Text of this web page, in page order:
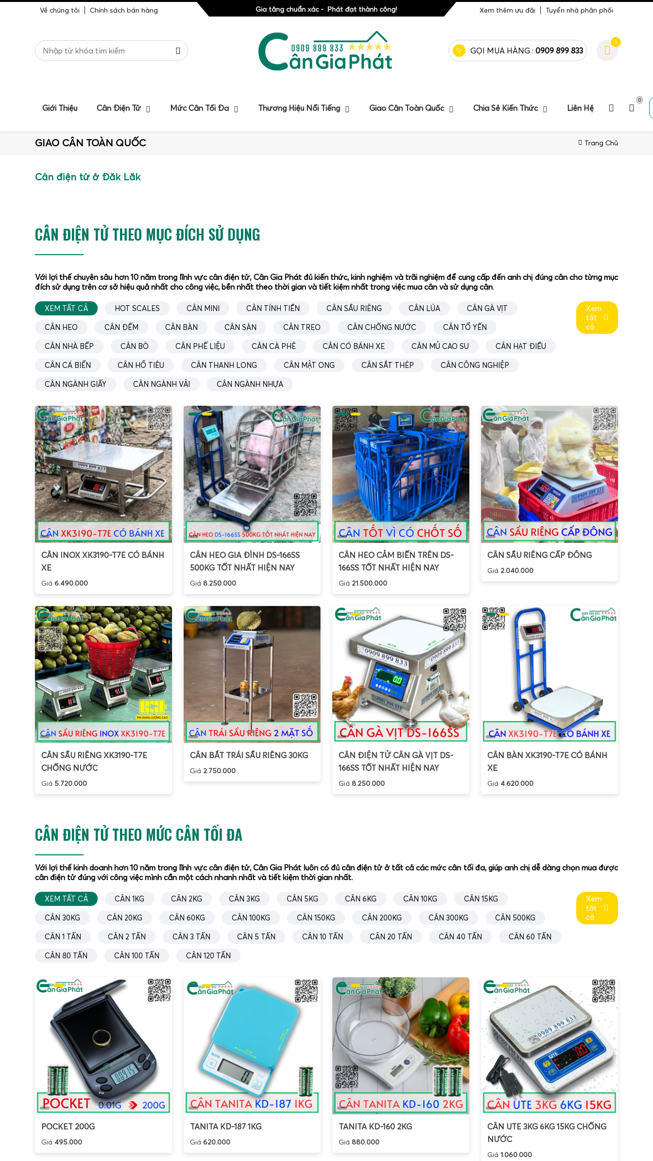
Về chúng tôi Chính sách bán hàng Gia tăng chuẩn xác - Phát đạt thành công! Xem thêm ưu đãi Tuyển nhà phân phối
GỌI MUA HÀNG : 0909 899 833
1
Giới Thiệu Cân Điện Tử Mức Cân Tối Đa Thương Hiệu Nổi Tiếng Giao Cân Toàn Quốc Chia Sẻ Kiến Thức Liên Hệ
0
GIAO CÂN TOÀN QUỐC Trang Chủ
Cân điện tử ở Đăk Lăk
CÂN ĐIỆN TỬ THEO MỤC ĐÍCH SỬ DỤNG
Với lợi thế chuyên sâu hơn 10 năm trong lĩnh vực cân điện tử, Cân Gia Phát đủ kiến thức, kinh nghiệm và trãi nghiệm để cung cấp đến anh chị đúng cân cho từng mục
đích sử dụng trên cơ sở hiệu quả nhất cho công việc, bền nhất theo thời gian và tiết kiệm nhất trong việc mua cân và sử dụng cân.
XEM TẤT CẢ HOT SCALES CÂN MINI CÂN TÍNH TIỀN CÂN SẦU RIÊNG CÂN LÚA CÂN GÀ VỊT
CÂN HEO CÂN ĐẾM CÂN BÀN CÂN SÀN CÂN TREO CÂN CHỐNG NƯỚC CÂN TỔ YẾN
CÂN NHÀ BẾP CÂN BÒ CÂN PHẾ LIỆU CÂN CÀ PHÊ CÂN CÓ BÁNH XE CÂN MỦ CAO SU CÂN HẠT ĐIỀU
CÂN CÁ BIỂN CÂN HỒ TIÊU CÂN THANH LONG CÂN MẬT ONG CÂN SẮT THÉP CÂN CÔNG NGHIỆP
CÂN NGÀNH GIẤY CÂN NGÀNH VẢI CÂN NGÀNH NHỰA
Xem
tất
cả
CÂN INOX XK3190-T7E CÓ BÁNH
XE
Giá 6.490.000
CÂN HEO GIA ĐÌNH DS-166SS
500KG TỐT NHẤT HIỆN NAY
Giá 8.250.000
CÂN HEO CẢM BIẾN TRÊN DS-
166SS TỐT NHẤT HIỆN NAY
Giá 21.500.000
CÂN SẦU RIÊNG CẤP ĐÔNG
Giá 2.040.000
CÂN SẦU RIÊNG XK3190-T7E
CHỐNG NƯỚC
Giá 5.720.000
CÂN BẮT TRÁI SẦU RIÊNG 30KG
Giá 2.750.000
CÂN ĐIỆN TỬ CÂN GÀ VỊT DS-
166SS TỐT NHẤT HIỆN NAY
Giá 8.250.000
CÂN BÀN XK3190-T7E CÓ BÁNH
XE
Giá 4.620.000
CÂN ĐIỆN TỬ THEO MỨC CÂN TỐI ĐA
Với lợi thế kinh doanh hơn 10 năm trong lĩnh vực cân điện tử, Cân Gia Phát luôn có đủ cân điện tử ở tất cả các mức cân tối đa, giúp anh chị dễ dàng chọn mua được
cân điện tử đúng với công việc mình cần một cách nhanh nhất và tiết kiệm thời gian nhất.
XEM TẤT CẢ CÂN 1KG CÂN 2KG CÂN 3KG CÂN 5KG CÂN 6KG CÂN 10KG CÂN 15KG
CÂN 30KG CÂN 20KG CÂN 60KG CÂN 100KG CÂN 150KG CÂN 200KG CÂN 300KG CÂN 500KG
CÂN 1 TẤN CÂN 2 TẤN CÂN 3 TẤN CÂN 5 TẤN CÂN 10 TẤN CÂN 20 TẤN CÂN 40 TẤN CÂN 60 TẤN
CÂN 80 TẤN CÂN 100 TẤN CÂN 120 TẤN
Xem
tất
cả
POCKET 200G
Giá 495.000
TANITA KD-187 1KG
Giá 620.000
TANITA KD-160 2KG
Giá 880.000
CÂN UTE 3KG 6KG 15KG CHỐNG
NƯỚC
Giá 1.060.000